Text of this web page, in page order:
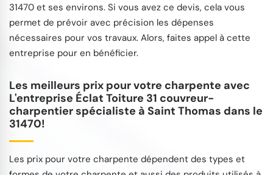
31470 et ses environs. Si vous avez ce devis, cela vous
permet de prévoir avec précision les dépenses
nécessaires pour vos travaux. Alors, faites appel à cette
entreprise pour en bénéficier.
Les meilleurs prix pour votre charpente avec
L'entreprise Éclat Toiture 31 couvreur-
charpentier spécialiste à Saint Thomas dans le
31470!
Les prix pour votre charpente dépendent des types et